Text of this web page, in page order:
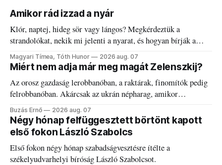
Amikor rád izzad a nyár
Klór, naptej, hideg sör vagy lángos? Megkérdeztük a
strandolókat, nekik mi jelenti a nyarat, és hogyan bírják a
kánikulát.
Magyari Tímea, Tóth Hunor 2026 aug. 07
Miért nem adja már meg magát Zelenszkij?
Az orosz gazdaság lerobbanóban, a raktárak, finomítók pedig
felrobbanóban. Akárcsak az ukrán népharag, amikor
elégedetlen vezetőivel.
Buzás Ernő 2026 aug. 07
Négy hónap felfüggesztett börtönt kapott
első fokon László Szabolcs
Első fokon négy hónap szabadságvesztésre ítélte a
székelyudvarhelyi bíróság László Szabolcsot.